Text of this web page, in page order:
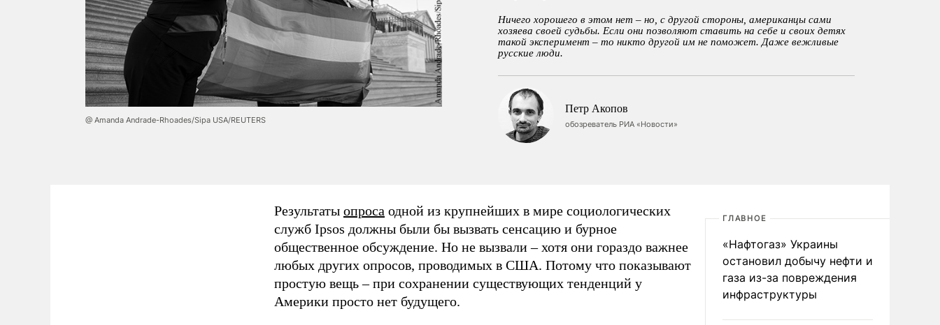
@ Amanda Andrade-Rhoades/Sipa USA/REUTERS
Ничего хорошего в этом нет – но, с другой стороны, американцы сами
хозяева своей судьбы. Если они позволяют ставить на себе и своих детях
такой эксперимент – то никто другой им не поможет. Даже вежливые
русские люди.
Петр Акопов
обозреватель РИА «Новости»
Результаты опроса одной из крупнейших в мире социологических
служб Ipsos должны были бы вызвать сенсацию и бурное
общественное обсуждение. Но не вызвали – хотя они гораздо важнее
любых других опросов, проводимых в США. Потому что показывают
простую вещь – при сохранении существующих тенденций у
Америки просто нет будущего.
ГЛАВНОЕ
«Нафтогаз» Украины
остановил добычу нефти и
газа из-за повреждения
инфраструктуры